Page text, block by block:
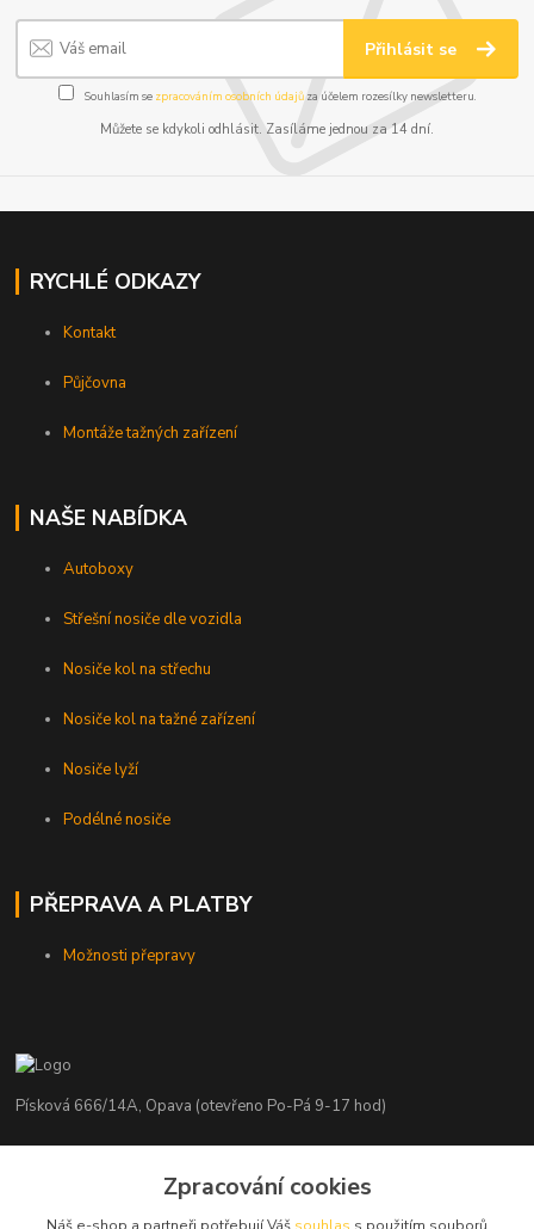
Přihlásit se
Souhlasím se zpracováním osobních údajůza účelem rozesílky newsletteru.
Můžete se kdykoli odhlásit. Zasíláme jednou za 14 dní.
RYCHLÉ ODKAZY
Kontakt
Půjčovna
Montáže tažných zařízení
NAŠE NABÍDKA
Autoboxy
Střešní nosiče dle vozidla
Nosiče kol na střechu
Nosiče kol na tažné zařízení
Nosiče lyží
Podélné nosiče
PŘEPRAVA A PLATBY
Možnosti přepravy
Písková 666/14A, Opava (otevřeno Po-Pá 9-17 hod)
+420 776 839 986Zpracování cookies